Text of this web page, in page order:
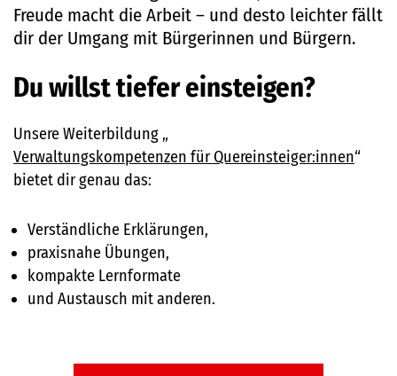
Freude macht die Arbeit – und desto leichter fällt
dir der Umgang mit Bürgerinnen und Bürgern.
Du willst tiefer einsteigen?
Unsere Weiterbildung „
Verwaltungskompetenzen für Quereinsteiger:innen“
bietet dir genau das:
Verständliche Erklärungen,
praxisnahe Übungen,
kompakte Lernformate
und Austausch mit anderen.